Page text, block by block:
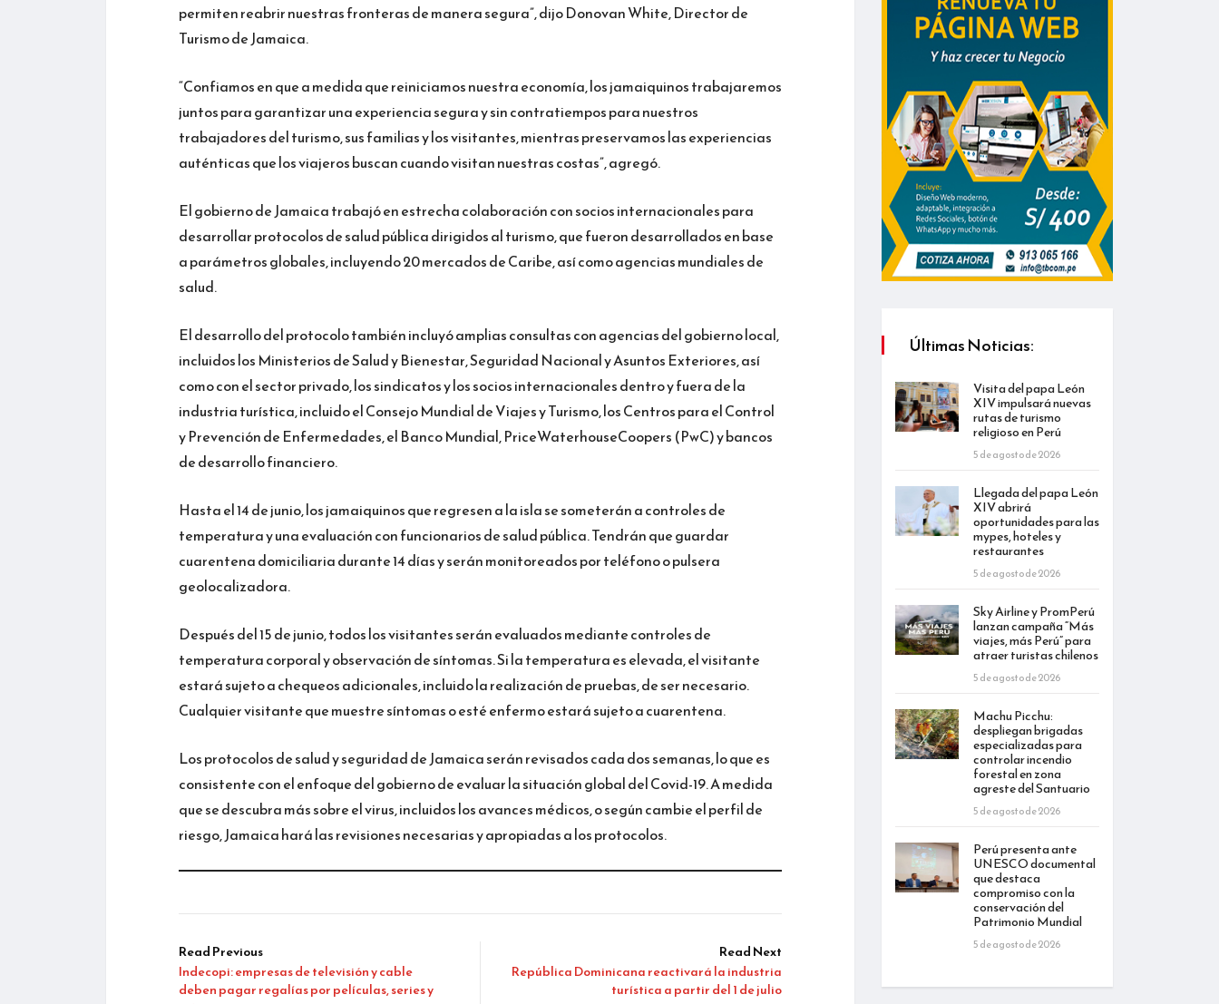
permiten reabrir nuestras fronteras de manera segura”, dijo Donovan White, Director de
Turismo de Jamaica.
“Confiamos en que a medida que reiniciamos nuestra economía, los jamaiquinos trabajaremos
juntos para garantizar una experiencia segura y sin contratiempos para nuestros
trabajadores del turismo, sus familias y los visitantes, mientras preservamos las experiencias
auténticas que los viajeros buscan cuando visitan nuestras costas”, agregó.
El gobierno de Jamaica trabajó en estrecha colaboración con socios internacionales para
desarrollar protocolos de salud pública dirigidos al turismo, que fueron desarrollados en base
a parámetros globales, incluyendo 20 mercados de Caribe, así como agencias mundiales de
salud.
El desarrollo del protocolo también incluyó amplias consultas con agencias del gobierno local,
incluidos los Ministerios de Salud y Bienestar, Seguridad Nacional y Asuntos Exteriores, así
como con el sector privado, los sindicatos y los socios internacionales dentro y fuera de la
industria turística, incluido el Consejo Mundial de Viajes y Turismo, los Centros para el Control
y Prevención de Enfermedades, el Banco Mundial, PriceWaterhouseCoopers (PwC) y bancos
de desarrollo financiero.
Hasta el 14 de junio, los jamaiquinos que regresen a la isla se someterán a controles de
temperatura y una evaluación con funcionarios de salud pública. Tendrán que guardar
cuarentena domiciliaria durante 14 días y serán monitoreados por teléfono o pulsera
geolocalizadora.
Después del 15 de junio, todos los visitantes serán evaluados mediante controles de
temperatura corporal y observación de síntomas. Si la temperatura es elevada, el visitante
estará sujeto a chequeos adicionales, incluido la realización de pruebas, de ser necesario.
Cualquier visitante que muestre síntomas o esté enfermo estará sujeto a cuarentena.
Los protocolos de salud y seguridad de Jamaica serán revisados cada dos semanas, lo que es
consistente con el enfoque del gobierno de evaluar la situación global del Covid-19. A medida
que se descubra más sobre el virus, incluidos los avances médicos, o según cambie el perfil de
riesgo, Jamaica hará las revisiones necesarias y apropiadas a los protocolos.
Read Previous
Indecopi: empresas de televisión y cable
deben pagar regalías por películas, series y
Read Next
República Dominicana reactivará la industria
turística a partir del 1 de julio
Últimas Noticias:
Visita del papa León
XIV impulsará nuevas
rutas de turismo
religioso en Perú
5 de agosto de 2026
Llegada del papa León
XIV abrirá
oportunidades para las
mypes, hoteles y
restaurantes
5 de agosto de 2026
Sky Airline y PromPerú
lanzan campaña “Más
viajes, más Perú” para
atraer turistas chilenos
5 de agosto de 2026
Machu Picchu:
despliegan brigadas
especializadas para
controlar incendio
forestal en zona
agreste del Santuario
5 de agosto de 2026
Perú presenta ante
UNESCO documental
que destaca
compromiso con la
conservación del
Patrimonio Mundial
5 de agosto de 2026